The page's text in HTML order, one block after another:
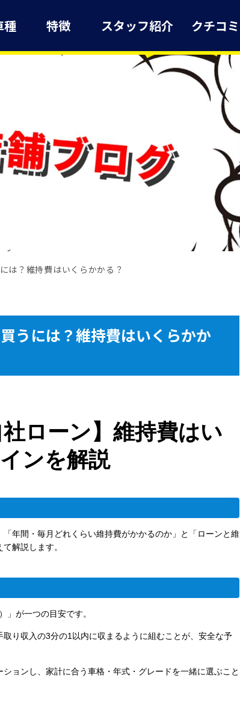
種 特徴 スタッフ紹介 クチコミ
は？維持費はいくらかかる？
うには？維持費はいくらかか
ローン】維持費はい
ンを解説
年間・毎月どれくらい維持費がかかるのか」と「ローンと維
解説します。
」が一つの目安です。
り収入の3分の1以内に収まるように組むことが、安全な予
ョンし、家計に合う車格・年式・グレードを一緒に選ぶこと